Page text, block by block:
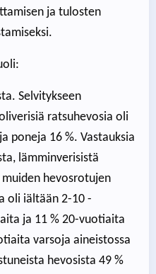
ja tulosten
Selvitykseen
ratsuhevosia oli
poneja 16 %. Vastauksia
lämminverisistä
hevosrotujen
oli iältään 2-10 -
ja 11 % 20-vuotiaita
varsoja aineistossa
hevosista 49 %